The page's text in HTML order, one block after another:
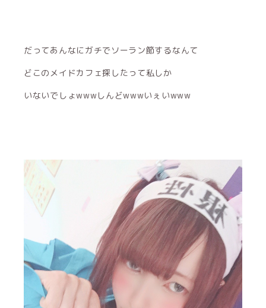
だってあんなにガチでソーラン節するなんて
どこのメイドカフェ探したって私しか
いないでしょwwwしんどwwwいぇいwww